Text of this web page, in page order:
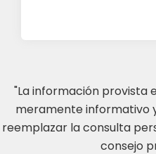
"La información provista
meramente informativo
reemplazar la consulta
consejo